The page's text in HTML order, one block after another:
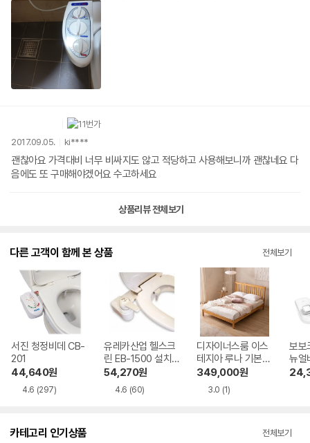
2017.09.05. ki****
괜찮아요 가격대비 너무 비싸지도 않고 적당하고 사용해보니까 괜찮네요 다
음에도 또 구매해야겠어요 수고하세요
상품리뷰 전체보기
다른 고객이 함께 본 상품 전체보기
서진 청정비데 CB-
201
44,640원
4.6 (297)
유레카산업 헬스크
린 EB-1500 설치
비 별도
54,270원
4.6 (60)
디자이너스룸 이스
테지아 루나 기본형
원목 침대 LK 매트
별도
349,000원
3.0 (1)
보보
뉴얼
D 설
카테고리 인기상품 전체보기